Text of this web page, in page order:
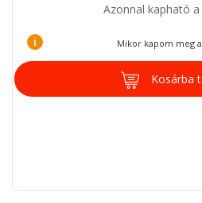
Azonnal kapható
i Mikor kapom meg
Kosárba